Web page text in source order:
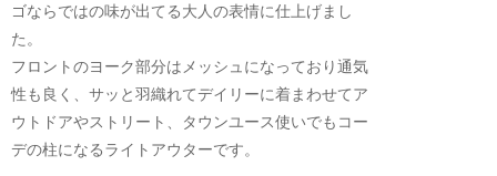
ゴならではの味が出てる大人の表情に仕上げまし
た。
フロントのヨーク部分はメッシュになっており通気
性も良く、サッと羽織れてデイリーに着まわせてア
ウトドアやストリート、タウンユース使いでもコー
デの柱になるライトアウターです。